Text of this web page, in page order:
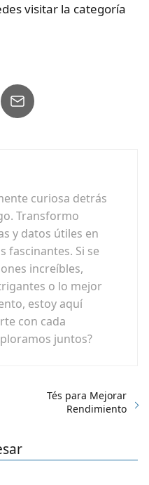
visitar la categoría
curiosa detrás
Transformo
y datos útiles en
fascinantes. Si se
increíbles,
o lo mejor
estoy aquí
con cada
juntos?
Tés para Mejorar
Rendimiento